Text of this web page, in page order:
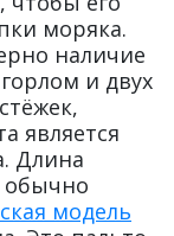
моряка.
наличие
и двух
является
Длина
обычно
модель